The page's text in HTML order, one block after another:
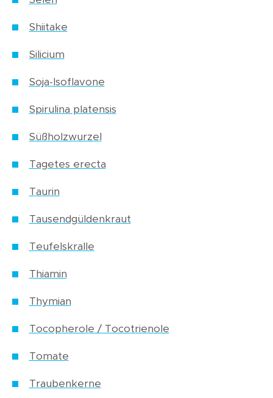
Shiitake
Silicium
Soja-Isoflavone
Spirulina platensis
Süßholzwurzel
Tagetes erecta
Taurin
Tausendgüldenkraut
Teufelskralle
Thiamin
Thymian
Tocopherole / Tocotrienole
Tomate
Traubenkerne